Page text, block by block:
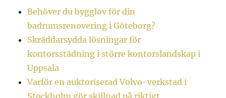
Behöver du bygglov för din
badrumsrenovering i Göteborg?
Skräddarsydda lösningar för
kontorsstädning i större kontorslandskap i
Uppsala
Varför en auktoriserad Volvo-verkstad i
Stockholm gör skillnad på riktigt